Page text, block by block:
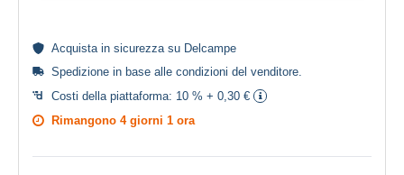
Acquista in sicurezza su Delcampe
Spedizione in base alle condizioni del venditore
Costi della piattaforma: 10 % + 0,30 €
Rimangono 4 giorni 1 ora